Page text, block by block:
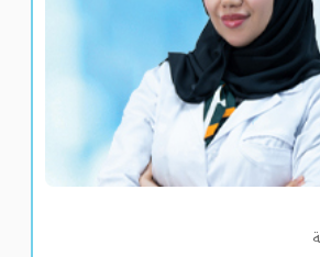
اللغات